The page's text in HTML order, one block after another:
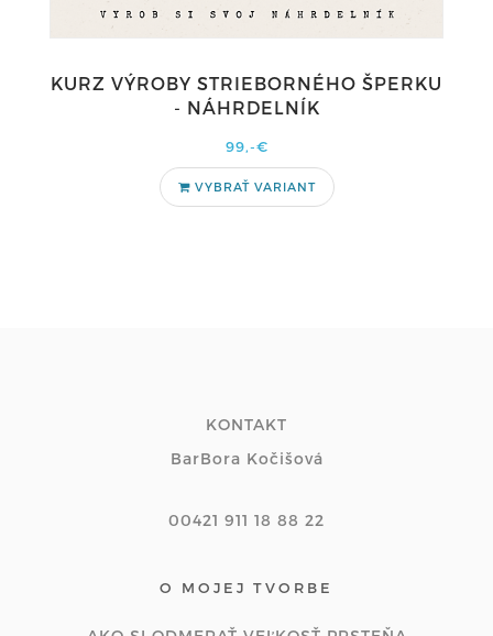
KURZ VÝROBY STRIEBORNÉHO ŠPERKU
- NÁHRDELNÍK
99,-€
VYBRAŤ VARIANT
KONTAKT
BarBora Kočišová
00421 911 18 88 22
O MOJEJ TVORBE